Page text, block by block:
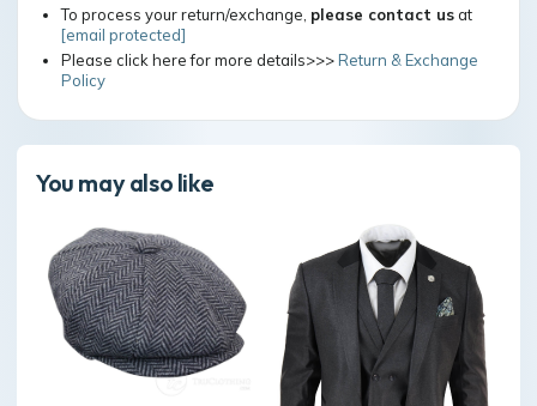
To process your return/exchange, please contact usat
[email protected]
Please click here for more details>>>Return & Exchange
Policy
You may also like